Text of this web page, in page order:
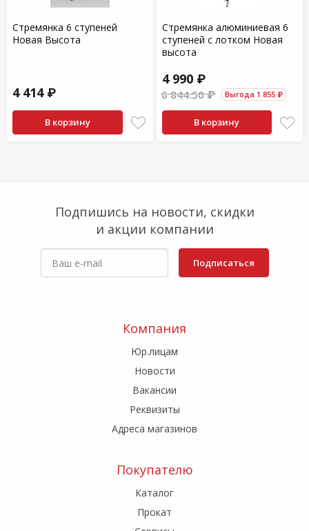
Стремянка 6 ступеней
Новая Высота
4 414 ₽
В корзину
Стремянка алюминиевая 6
ступеней с лотком Новая
высота
4 990 ₽
6 844.50 ₽ Выгода 1 855 ₽
В корзину
Подпишись на новости, скидки
и акции компании
Подписаться
Компания
Юр.лицам
Новости
Вакансии
Реквизиты
Адреса магазинов
Покупателю
Каталог
Прокат